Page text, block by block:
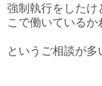
強制執行をしたけ
こで働いているか
というご相談が多